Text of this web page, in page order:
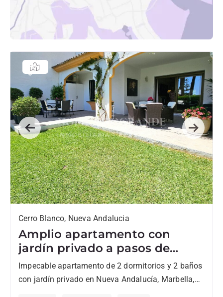
Previous Next
Cerro Blanco, Nueva Andalucia
Amplio apartamento con
jardín privado a pasos de
Centro Plaza, en Nueva
Andalucía
Impecable apartamento de 2 dormitorios y 2 baños
con jardín privado en Nueva Andalucía, Marbella,